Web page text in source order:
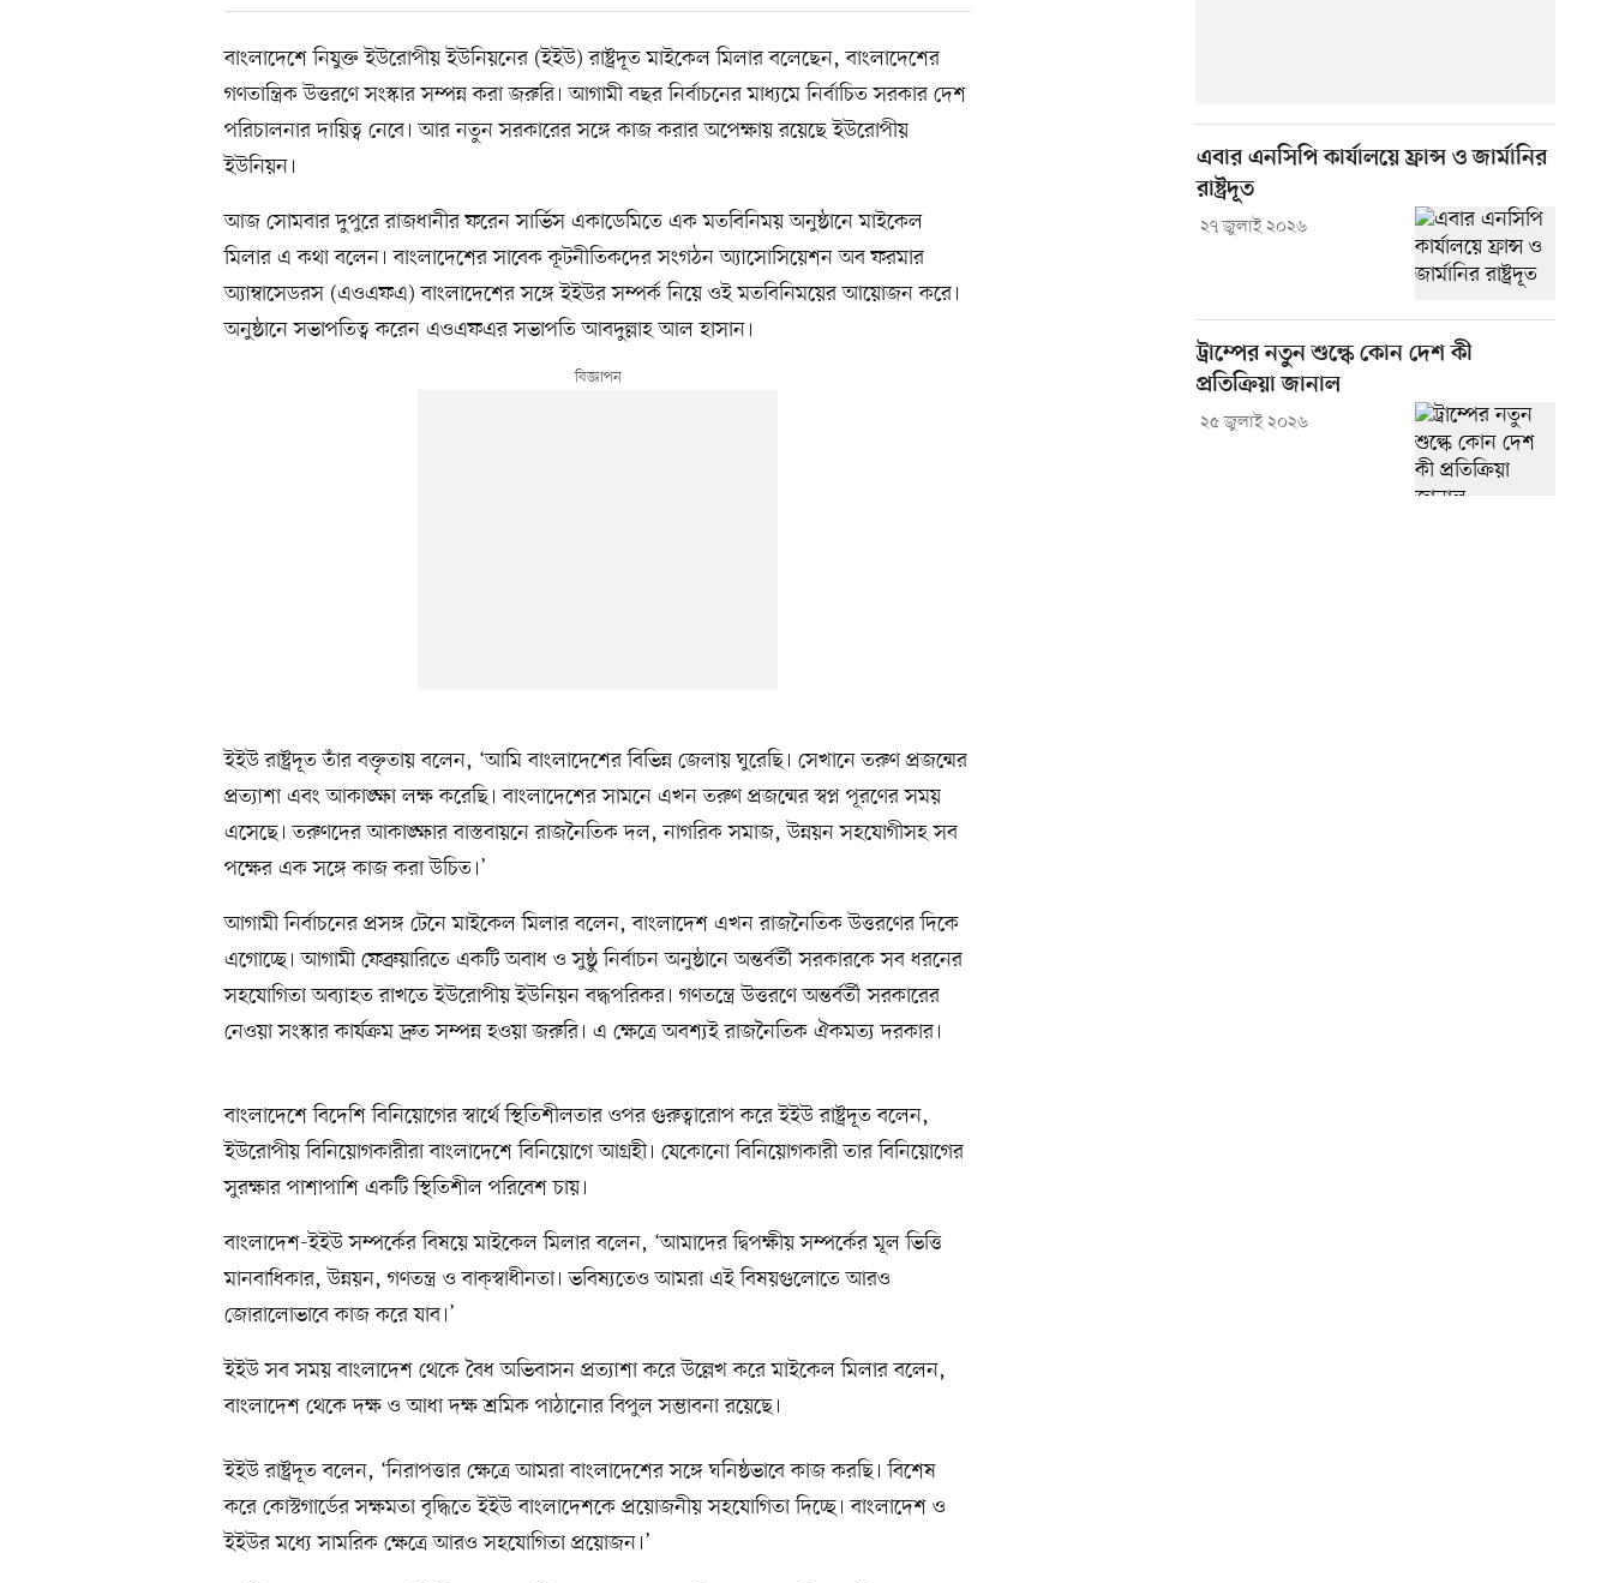
বাংলাদেশে নিযুক্ত ইউরোপীয় ইউনিয়নের (ইইউ) রাষ্ট্রদূত মাইকেল মিলার বলেছেন, বাংলাদেশের
গণতান্ত্রিক উত্তরণে সংস্কার সম্পন্ন করা জরুরি। আগামী বছর নির্বাচনের মাধ্যমে নির্বাচিত সরকার দেশ
পরিচালনার দায়িত্ব নেবে। আর নতুন সরকারের সঙ্গে কাজ করার অপেক্ষায় রয়েছে ইউরোপীয়
ইউনিয়ন।
আজ সোমবার দুপুরে রাজধানীর ফরেন সার্ভিস একাডেমিতে এক মতবিনিময় অনুষ্ঠানে মাইকেল
মিলার এ কথা বলেন। বাংলাদেশের সাবেক কূটনীতিকদের সংগঠন অ্যাসোসিয়েশন অব ফরমার
অ্যাম্বাসেডরস (এওএফএ) বাংলাদেশের সঙ্গে ইইউর সম্পর্ক নিয়ে ওই মতবিনিময়ের আয়োজন করে।
অনুষ্ঠানে সভাপতিত্ব করেন এওএফএর সভাপতি আবদুল্লাহ আল হাসান।
ইইউ রাষ্ট্রদূত তাঁর বক্তৃতায় বলেন, ‘আমি বাংলাদেশের বিভিন্ন জেলায় ঘুরেছি। সেখানে তরুণ প্রজন্মের
প্রত্যাশা এবং আকাঙ্ক্ষা লক্ষ করেছি। বাংলাদেশের সামনে এখন তরুণ প্রজন্মের স্বপ্ন পূরণের সময়
এসেছে। তরুণদের আকাঙ্ক্ষার বাস্তবায়নে রাজনৈতিক দল, নাগরিক সমাজ, উন্নয়ন সহযোগীসহ সব
পক্ষের এক সঙ্গে কাজ করা উচিত।’
আগামী নির্বাচনের প্রসঙ্গ টেনে মাইকেল মিলার বলেন, বাংলাদেশ এখন রাজনৈতিক উত্তরণের দিকে
এগোচ্ছে। আগামী ফেব্রুয়ারিতে একটি অবাধ ও সুষ্ঠু নির্বাচন অনুষ্ঠানে অন্তর্বর্তী সরকারকে সব ধরনের
সহযোগিতা অব্যাহত রাখতে ইউরোপীয় ইউনিয়ন বদ্ধপরিকর। গণতন্ত্রে উত্তরণে অন্তর্বর্তী সরকারের
নেওয়া সংস্কার কার্যক্রম দ্রুত সম্পন্ন হওয়া জরুরি। এ ক্ষেত্রে অবশ্যই রাজনৈতিক ঐকমত্য দরকার।
বাংলাদেশে বিদেশি বিনিয়োগের স্বার্থে স্থিতিশীলতার ওপর গুরুত্বারোপ করে ইইউ রাষ্ট্রদূত বলেন,
ইউরোপীয় বিনিয়োগকারীরা বাংলাদেশে বিনিয়োগে আগ্রহী। যেকোনো বিনিয়োগকারী তার বিনিয়োগের
সুরক্ষার পাশাপাশি একটি স্থিতিশীল পরিবেশ চায়।
বাংলাদেশ-ইইউ সম্পর্কের বিষয়ে মাইকেল মিলার বলেন, ‘আমাদের দ্বিপক্ষীয় সম্পর্কের মূল ভিত্তি
মানবাধিকার, উন্নয়ন, গণতন্ত্র ও বাক্‌স্বাধীনতা। ভবিষ্যতেও আমরা এই বিষয়গুলোতে আরও
জোরালোভাবে কাজ করে যাব।’
ইইউ সব সময় বাংলাদেশ থেকে বৈধ অভিবাসন প্রত্যাশা করে উল্লেখ করে মাইকেল মিলার বলেন,
বাংলাদেশ থেকে দক্ষ ও আধা দক্ষ শ্রমিক পাঠানোর বিপুল সম্ভাবনা রয়েছে।
ইইউ রাষ্ট্রদূত বলেন, ‘নিরাপত্তার ক্ষেত্রে আমরা বাংলাদেশের সঙ্গে ঘনিষ্ঠভাবে কাজ করছি। বিশেষ
করে কোস্টগার্ডের সক্ষমতা বৃদ্ধিতে ইইউ বাংলাদেশকে প্রয়োজনীয় সহযোগিতা দিচ্ছে। বাংলাদেশ ও
ইইউর মধ্যে সামরিক ক্ষেত্রে আরও সহযোগিতা প্রয়োজন।’
এবার এনসিপি কার্যালয়ে ফ্রান্স ও জার্মানির
রাষ্ট্রদূত
২৭ জুলাই ২০২৬
ট্রাম্পের নতুন শুল্কে কোন দেশ কী
প্রতিক্রিয়া জানাল
২৫ জুলাই ২০২৬